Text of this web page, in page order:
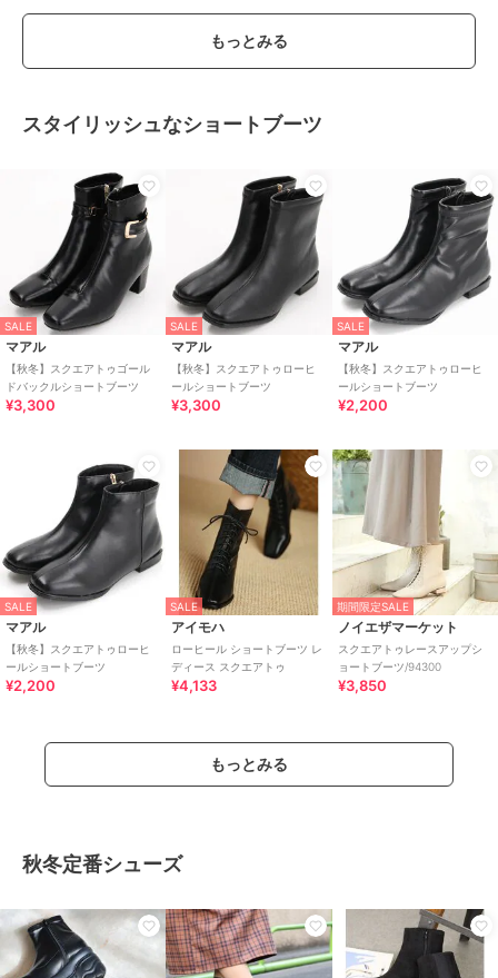
もっとみる
スタイリッシュなショートブーツ
SALE
マアル
【秋冬】スクエアトゥゴール
ドバックルショートブーツ
¥3,300
SALE
マアル
【秋冬】スクエアトゥローヒ
ールショートブーツ
¥3,300
SALE
マアル
【秋冬】スクエアトゥローヒ
ールショートブーツ
¥2,200
SALE
マアル
【秋冬】スクエアトゥローヒ
ールショートブーツ
¥2,200
SALE
アイモハ
ローヒール ショートブーツ レ
ディース スクエアトゥ
¥4,133
期間限定SALE
ノイエザマーケット
スクエアトゥレースアップシ
ョートブーツ/94300
¥3,850
もっとみる
秋冬定番シューズ